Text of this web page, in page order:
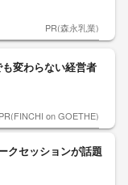
PR(森永乳業)
も変わらない経営者
PR(FINCHI on GOETHE)
クセッションが話題